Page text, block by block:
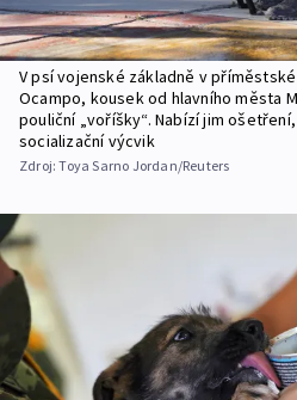
V psí vojenské základně v
Ocampo, kousek od hlavního města
pouliční „voříšky“. Nabízí jim
socializační výcvik
Zdroj:Toya Sarno Jordan/Reuters